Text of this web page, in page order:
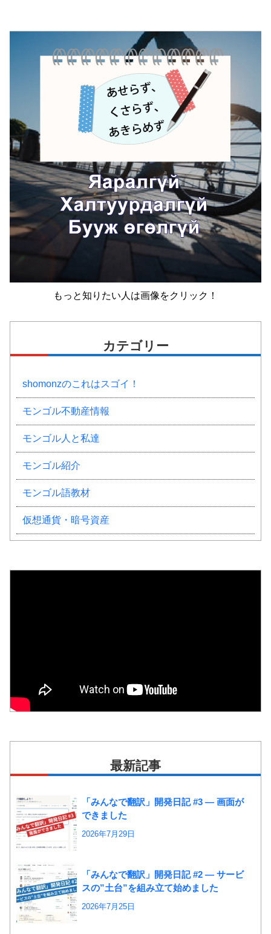
もっと知りたい人は画像をクリック！
カテゴリー
shomonzのこれはスゴイ！
モンゴル不動産情報
モンゴル人と私達
モンゴル紹介
モンゴル語教材
仮想通貨・暗号資産
最新記事
「みんなで翻訳」開発日記 #3 ― 画面が
できました
2026年7月29日
「みんなで翻訳」開発日記 #2 ― サービ
スの”土台”を組み立て始めました
2026年7月25日